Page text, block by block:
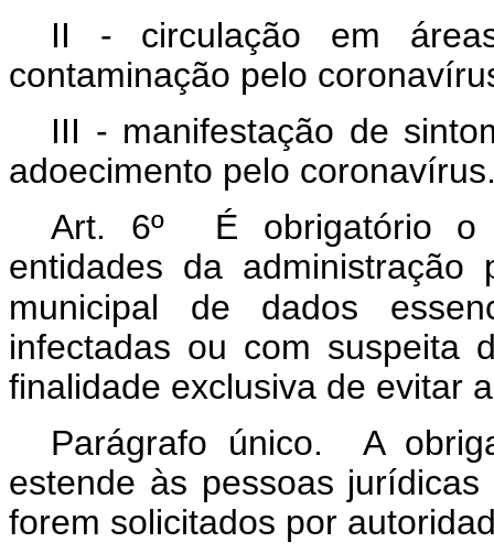
II - circulação em
contaminação pelo
III - manifestação de
adoecimento pelo
Art. 6º É obrigatório o
entidades da administração
municipal de dados
infectadas ou com suspeita
finalidade exclusiva de evitar
Parágrafo único. A
estende às pessoas
forem solicitados por